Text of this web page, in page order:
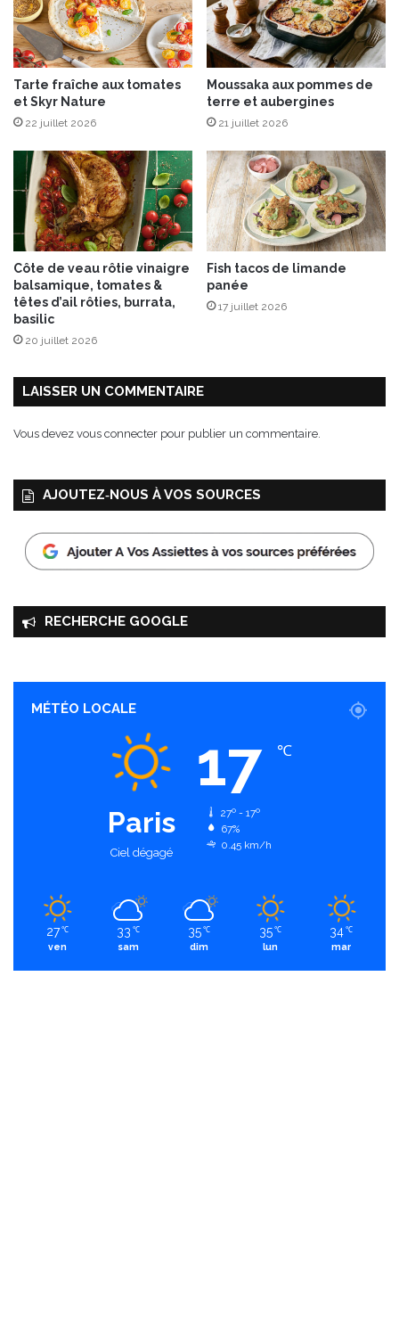
e
C
h
a
l
e
c
e
®
Tarte fraîche aux tomates
et Skyr Nature
22 juillet 2026
Moussaka aux pommes de
terre et aubergines
21 juillet 2026
Côte de veau rôtie vinaigre
balsamique, tomates &
têtes d’ail rôties, burrata,
basilic
20 juillet 2026
Fish tacos de limande
panée
17 juillet 2026
LAISSER UN COMMENTAIRE
Vous devez vous connecter pour publier un commentaire.
AJOUTEZ‑NOUS À VOS SOURCES
RECHERCHE GOOGLE
MÉTÉO LOCALE
Paris
Ciel dégagé
17 ℃
27º - 17º
67%
0.45 km/h
27 ℃
ven
33 ℃
sam
35 ℃
dim
35 ℃
lun
34 ℃
mar